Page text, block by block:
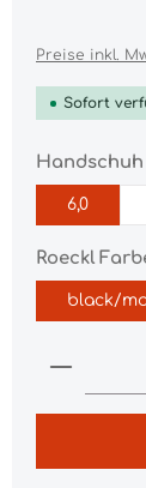
Preise inkl.
Sofort
Handschuh
6,0
Roeckl
black/
Produkt